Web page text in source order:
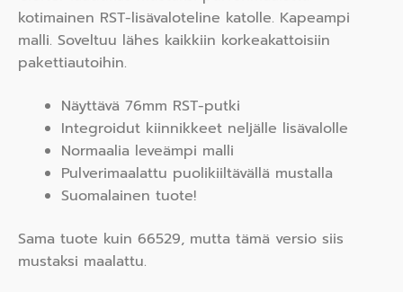
kotimainen RST-lisävaloteline katolle. Kapeampi
malli. Soveltuu lähes kaikkiin korkeakattoisiin
pakettiautoihin.
Näyttävä 76mm RST-putki
Integroidut kiinnikkeet neljälle lisävalolle
Normaalia leveämpi malli
Pulverimaalattu puolikiiltävällä mustalla
Suomalainen tuote!
Sama tuote kuin 66529, mutta tämä versio siis
mustaksi maalattu.